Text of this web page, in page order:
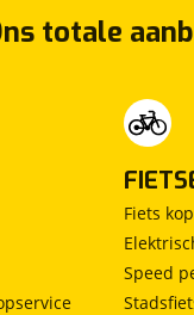
totale
Fiets
Speed